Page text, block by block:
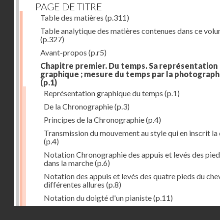
PAGE DE TITRE
Table des matières (p.311)
Table analytique des matières contenues dans ce
(p.327)
Avant-propos (p.r5)
Chapitre premier. Du temps. Sa représentation
graphique ; mesure du temps par la
(p.1)
Représentation graphique du temps (p.1)
De la Chronographie(p.3)
Principes de la Chronographie(p.4)
Transmission du mouvement au style qui en inscrit la
(p.4)
Notation Chronographie des appuis et levés des
dans la marche(p.6)
Notation des appuis et levés des quatre pieds du
différentes allures (p.8)
Notation du doigté d'un pianiste(p.11)